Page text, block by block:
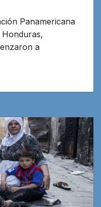
Panamericana
Honduras,
a